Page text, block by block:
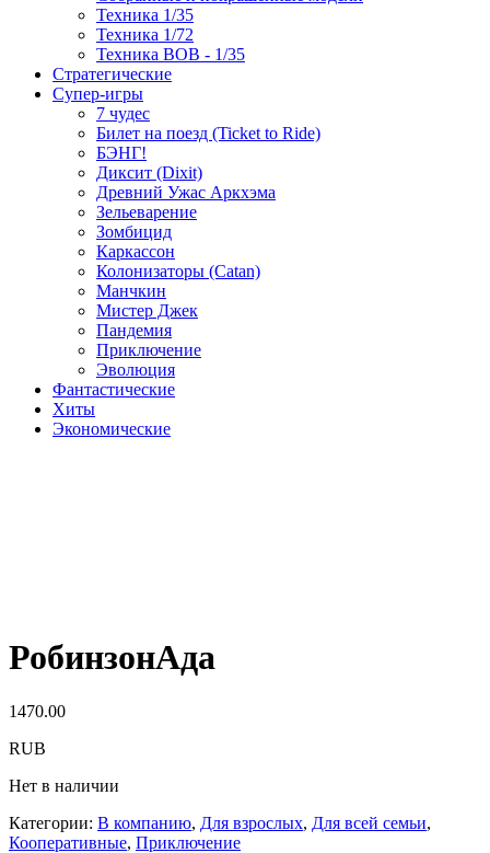
Техника 1/35
Техника 1/72
Техника ВОВ - 1/35
Стратегические
Супер-игры
7 чудес
Билет на поезд (Ticket to Ride)
БЭНГ!
Диксит (Dixit)
Древний Ужас Аркхэма
Зельеварение
Зомбицид
Каркассон
Колонизаторы (Catan)
Манчкин
Мистер Джек
Пандемия
Приключение
Эволюция
Фантастические
Хиты
Экономические
РобинзонАда
1470.00
RUB
Нет в наличии
Категории: В компанию, Для взрослых, Для всей семьи,
Кооперативные, Приключение